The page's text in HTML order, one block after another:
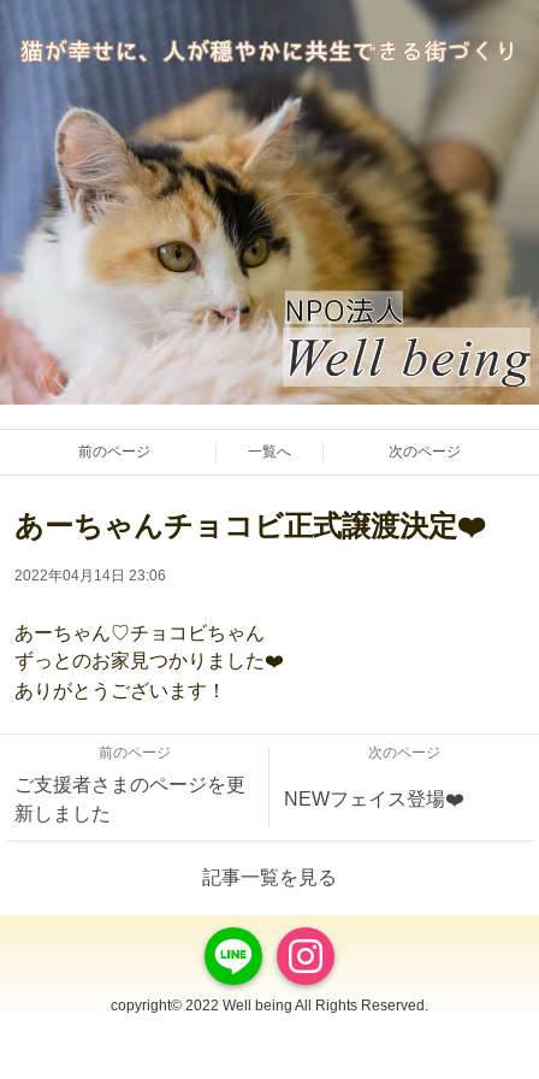
前のページ 一覧へ 次のページ
あーちゃんチョコビ正式譲渡決定❤️
2022年04月14日 23:06
あーちゃん♡チョコビちゃん
ずっとのお家見つかりました❤️
ありがとうございます！
前のページ
ご支援者さまのページを更
新しました
次のページ
NEWフェイス登場❤️
記事一覧を見る
copyright© 2022 Well being All Rights Reserved.